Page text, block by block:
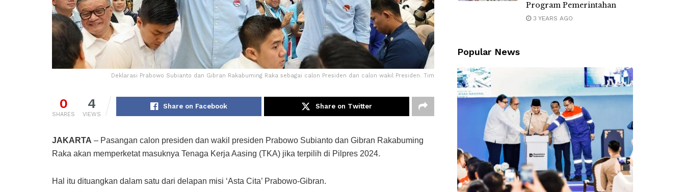
Deklarasi Prabowo Subianto dan Gibran Rakabuming Raka sebagai calon Presiden dan calon wakil Presiden. Tim
0
SHARES
4
VIEWS
Share on Facebook Share on Twitter
JAKARTA – Pasangan calon presiden dan wakil presiden Prabowo Subianto dan Gibran Rakabuming
Raka akan memperketat masuknya Tenaga Kerja Aasing (TKA) jika terpilih di Pilpres 2024.
Hal itu dituangkan dalam satu dari delapan misi ‘Asta Cita’ Prabowo-Gibran.
Program Pemerintahan
3 YEARS AGO
Popular News